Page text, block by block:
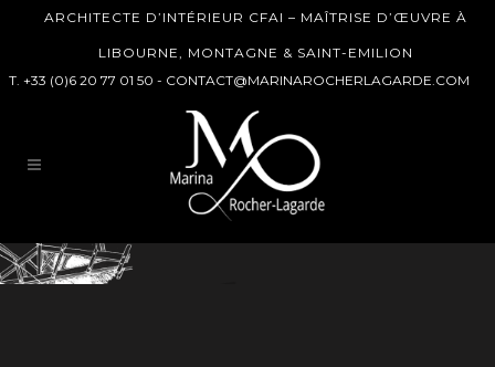
ARCHITECTE D’INTÉRIEUR CFAI – MAÎTRISE D’ŒUVRE À
LIBOURNE, MONTAGNE & SAINT-EMILION
T. +33 (0)6 20 77 01 50 - CONTACT@MARINAROCHERLAGARDE.COM